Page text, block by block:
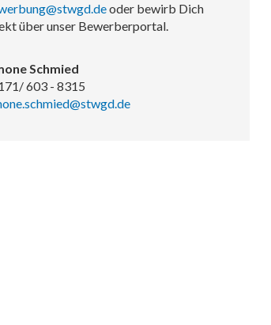
oder bewirb Dich
über unser Bewerberportal.
Schmied
603 - 8315